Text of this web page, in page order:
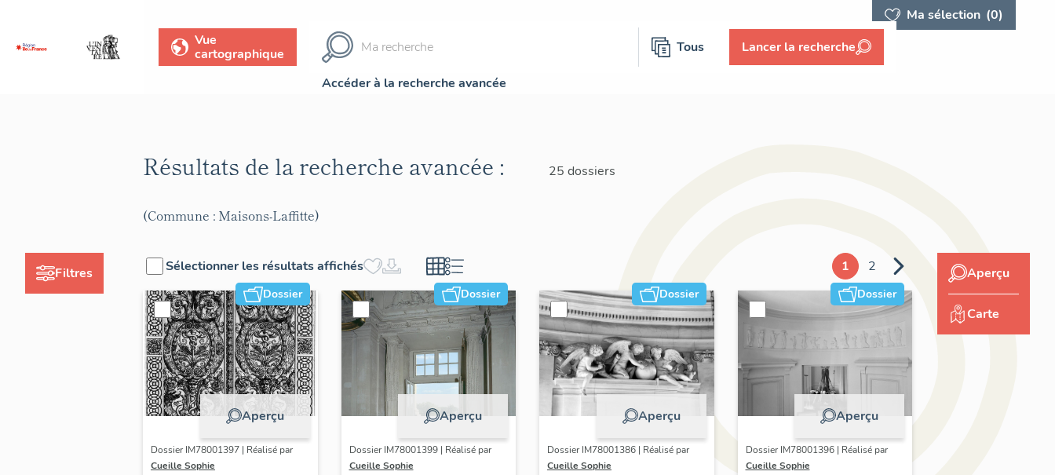
Ma sélection (0)
Vue
cartographique
Tous Lancer la recherche
Accéder à la recherche avancée
Filtres
Résultats de la recherche avancée : 25 dossiers
(Commune : Maisons-Laffitte)
Sélectionner les résultats affichés 1 2
Dossier
Aperçu
Dossier IM78001397 | Réalisé par
Cueille Sophie
Dossier
Aperçu
Dossier IM78001399 | Réalisé par
Cueille Sophie
Dossier
Aperçu
Dossier IM78001386 | Réalisé par
Cueille Sophie
Dossier
Aperçu
Dossier IM78001396 | Réalisé par
Cueille Sophie
Aperçu
Carte